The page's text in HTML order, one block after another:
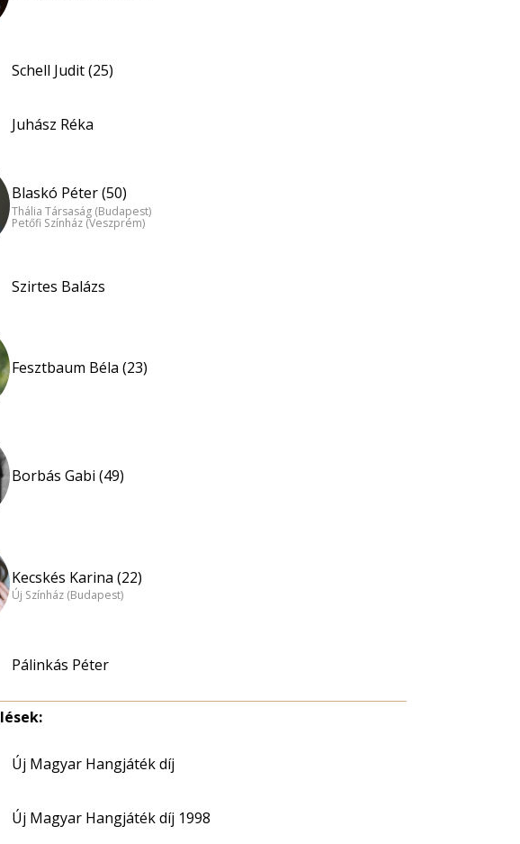
Schell Judit (25)
Juhász Réka
Blaskó Péter (50)
Thália Társaság (Budapest)
Petőfi Színház (Veszprém)
Szirtes Balázs
Fesztbaum Béla (23)
Borbás Gabi (49)
Kecskés Karina (22)
Új Színház (Budapest)
Pálinkás Péter
Új Magyar Hangjáték díj
Új Magyar Hangjáték díj 1998